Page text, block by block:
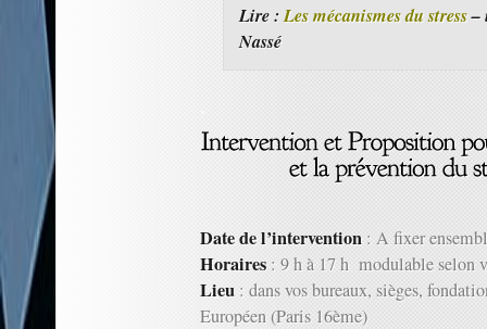
Lire :Les mécanismes du stress–
Nassé
Date de l’intervention : A fixer
Horaires : 9 h à 17 h modulable selon
Lieu : dans vos bureaux, sièges,
Européen (Paris 16ème)